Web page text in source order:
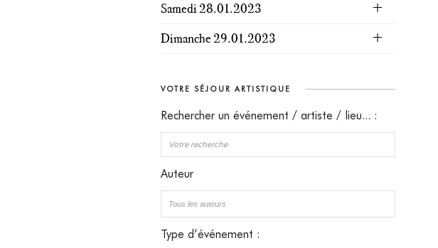
Samedi 28.01.2023
Dimanche 29.01.2023
VOTRE SÉJOUR ARTISTIQUE
Rechercher un événement / artiste / lieu... :
Auteur
Type d’événement :